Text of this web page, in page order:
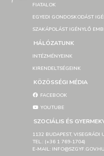
FIATALOK
EGYEDI GONDOSKODÁST
SZAKÁPOLÁST IGÉNYLŐ
HÁLÓZATUNK
INTÉZMÉNYEINK
KIRENDELTSÉGEINK
KÖZÖSSÉGI MÉDIA
FACEBOOK
YOUTUBE
SZOCIÁLIS ÉS
1132 BUDAPEST, VISEGRÁDI
TEL.: (+36 1 769-1704)
E-MAIL: INFO@SZGYF.GOV.HU